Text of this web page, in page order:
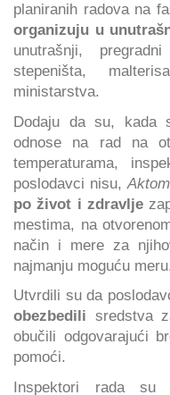
planiranih radova na
organizuju u
unutrašnji,
stepeništa,
ministarstva.
Dodaju da su, kada
odnose na rad na
temperaturama,
poslodavci nisu,
po život i zdravlje
mestima, na
način i mere za
najmanju moguću
Utvrdili su da
obezbedili sredstva
obučili odgovarajući
pomoći.
Inspektori rada su